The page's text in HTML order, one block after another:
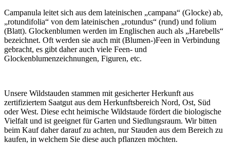
Campanula leitet sich aus dem lateinischen „campana“ (Glocke) ab,
„rotundifolia“ von dem lateinischen „rotundus“ (rund) und folium
(Blatt). Glockenblumen werden im Englischen auch als „Harebells“
bezeichnet. Oft werden sie auch mit (Blumen-)Feen in Verbindung
gebracht, es gibt daher auch viele Feen- und
Glockenblumenzeichnungen, Figuren, etc.
Unsere Wildstauden stammen mit gesicherter Herkunft aus
zertifiziertem Saatgut aus dem Herkunftsbereich Nord, Ost, Süd
oder West. Diese echt heimische Wildstaude fördert die biologische
Vielfalt und ist geeignet für Garten und Siedlungsraum. Wir bitten
beim Kauf daher darauf zu achten, nur Stauden aus dem Bereich zu
kaufen, in welchem Sie diese auch pflanzen möchten.